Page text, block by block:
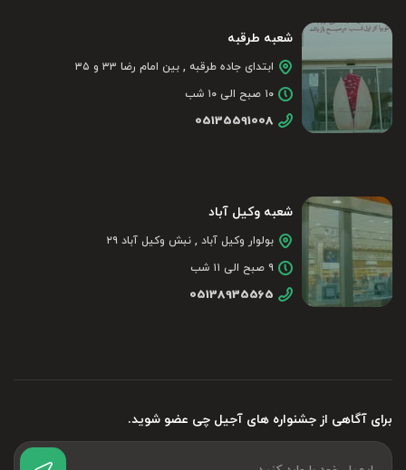
برای آگاهی از جشنواره های آجیل چی عضو شوید.
شعبه طرقبه
ابتدای جاده طرقبه , بین امام رضا ۳۳ و ۳۵
۱۰ صبح الی ۱۰ شب
05135591008
شعبه وکیل آباد
بولوار وکیل آباد , نبش وکیل آباد ۲۹
۹ صبح الی ۱۱ شب
05138935565